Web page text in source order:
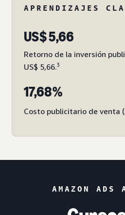
APRENDIZAJES
US$ 5,66
Retorno de la inversión
US$ 5,66.3
17,68%
Costo publicitario de venta
AMAZON ADS